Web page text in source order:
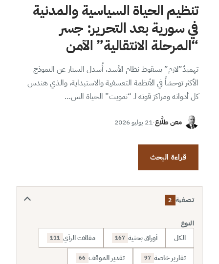
تنظيم الحياة السياسية والمدنية
في سورية بعد التحرير: جسر
“المرحلة الانتقالية” الآمن
تهميدٌ”لازم” بسقوط نظام الأسد، أُسدل الستار عن النموذج
الأكثر توحشاً في الأنظمة التعسفية والاستبداية، والذي هندس
كل أدواته ومراكز قوته لـ “تمويت” الحياة الس…
معن طلَّاع·21 يوليو 2026
قراءة البحث
تصفية 2
النوع
الكل أوراق بحثية 167 مقالات الرأي 111
تقارير خاصة 97 تقدير الموقف 66